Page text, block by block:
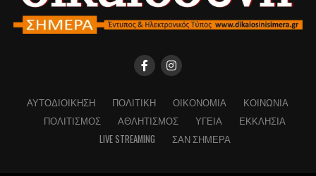
ΑΥΤΟΔΙΟΊΚΗΣΗ ΠΟΛΙΤΙΚΉ ΟΙΚΟΝΟΜΊΑ
ΚΟΙΝΩΝΊΑ
ΠΟΛΙΤΙΣΜΌΣ
ΑΘΛΗΤΙΣΜΌΣ ΥΓΕΊΑ
ΕΚΚΛΗΣΊΑ
LIVE STREAMING
ΣΑΝ ΣΉΜΕΡΑ